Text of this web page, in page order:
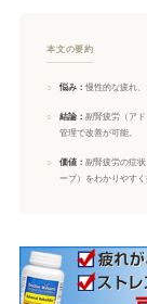
本文の要約
○ 悩み： 慢性的な疲れ
○ 結論： 副腎疲労（ア
管理で改善が可能。
○ 価値： 副腎疲労の症
ーブ）をわかりやすく